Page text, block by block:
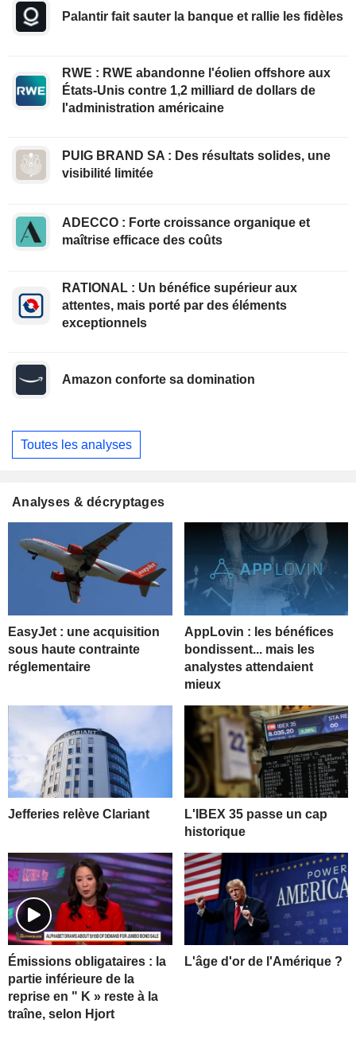
Palantir fait sauter la banque et rallie les fidèles
RWE : RWE abandonne l'éolien offshore aux
États-Unis contre 1,2 milliard de dollars de
l'administration américaine
PUIG BRAND SA : Des résultats solides, une
visibilité limitée
ADECCO : Forte croissance organique et
maîtrise efficace des coûts
RATIONAL : Un bénéfice supérieur aux
attentes, mais porté par des éléments
exceptionnels
Amazon conforte sa domination
Toutes les analyses
Analyses & décryptages
EasyJet : une acquisition
sous haute contrainte
réglementaire
AppLovin : les bénéfices
bondissent... mais les
analystes attendaient
mieux
Jefferies relève Clariant
L'IBEX 35 passe un cap
historique
Émissions obligataires : la
partie inférieure de la
reprise en " K » reste à la
traîne, selon Hjort
L'âge d'or de l'Amérique ?